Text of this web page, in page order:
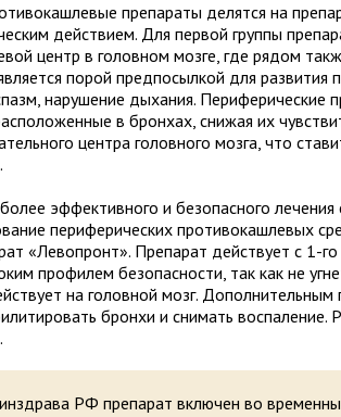
препараты делятся на
действием. Для первой группы
центр в головном мозге, где рядом
порой предпосылкой для развития
нарушение дыхания. Периферические
в бронхах, снижая их
центра головного мозга, что
эффективного и безопасного лечения
периферических противокашлевых
«Левопронт». Препарат действует с 1-
профилем безопасности, так как не
на головной мозг. Дополнительным
бронхи и снимать воспаление.
РФ препарат включен во